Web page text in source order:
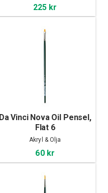
225 kr
Da Vinci Nova Oil Pensel,
Flat 6
Akryl & Olja
60 kr